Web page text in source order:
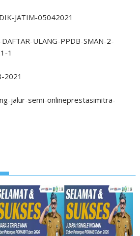
JATIM-05042021
ULANG-PPDB-SMAN-2-
1
2021
jalur-semi-onlineprestasimitra-